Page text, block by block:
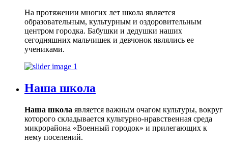
На протяжении многих лет школа является
образовательным, культурным и оздоровительным
центром городка. Бабушки и дедушки наших
сегодняшних мальчишек и девчонок являлись ее
учениками.
Наша школа
Наша школа является важным очагом культуры, вокруг
которого складывается культурно-нравственная среда
микрорайона «Военный городок» и прилегающих к
нему поселений.